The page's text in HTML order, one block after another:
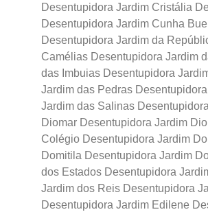
Desentupidora Jardim Cristália
Desentupidora Jardim Cunha
Desentupidora Jardim da
Camélias Desentupidora Jardim
das Imbuias Desentupidora
Jardim das Pedras
Jardim das Salinas
Diomar Desentupidora Jardim
Colégio Desentupidora Jardim
Domitila Desentupidora Jardim
dos Estados Desentupidora
Jardim dos Reis Desentupidora
Desentupidora Jardim Edilene